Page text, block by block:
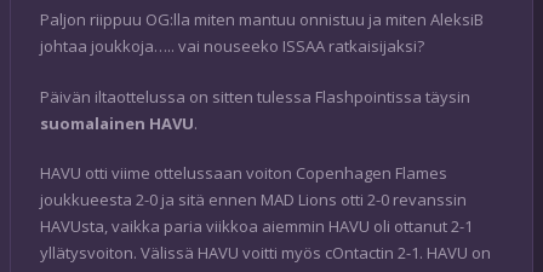
Paljon riippuu OG:lla miten mantuu onnistuu ja miten AleksiB
johtaa joukkoja….. vai nouseeko ISSAA ratkaisijaksi?
Päivän iltaottelussa on sitten tulessa Flashpointissa täysin
suomalainen HAVU.
HAVU otti viime ottelussaan voiton Copenhagen Flames
joukkueesta 2-0 ja sitä ennen MAD Lions otti 2-0 revanssin
HAVUsta, vaikka paria viikkoa aiemmin HAVU oli ottanut 2-1
yllätysvoiton. Välissä HAVU voitti myös cOntactin 2-1. HAVU on